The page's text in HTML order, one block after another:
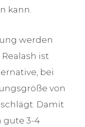
kann.
werden
ist
bei
von
Damit
gute 3-4